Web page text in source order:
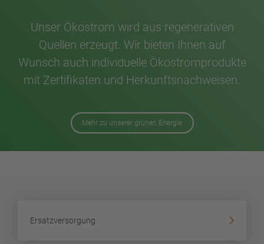
Unser Ökostrom wird aus regenerativen
Quellen erzeugt. Wir bieten Ihnen auf
Wunsch auch individuelle Ökostromprodukte
mit Zertifikaten und Herkunftsnachweisen.
Mehr zu unserer grünen Energie
Ersatzversorgung